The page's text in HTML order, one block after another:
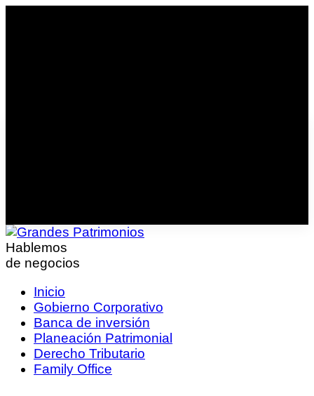
Hablemos
de negocios
Inicio
Gobierno Corporativo
Banca de inversión
Planeación Patrimonial
Derecho Tributario
Family Office